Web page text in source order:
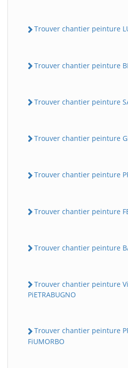
Trouver chantier peinture
Trouver chantier peinture
Trouver chantier peinture
Trouver chantier peinture
Trouver chantier peinture
Trouver chantier peinture
Trouver chantier peinture
Trouver chantier peinture
PiETRABUGNO
Trouver chantier peinture
FiUMORBO